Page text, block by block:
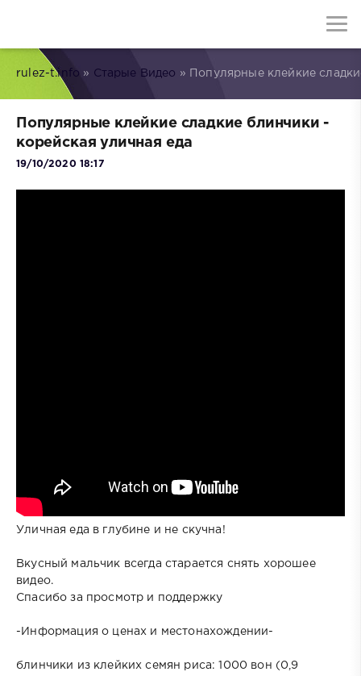
rulez-t.info » Старые Видео » Популярные клейкие
Популярные клейкие сладкие блинчики -
корейская уличная еда
19/10/2020 18:17
Уличная еда в глубине и не скучна!
Вкусный мальчик всегда старается снять хорошее
видео.
Спасибо за просмотр и поддержку
-Информация о ценах и местонахождении-
блинчики из клейких семян риса: 1000 вон (0,9